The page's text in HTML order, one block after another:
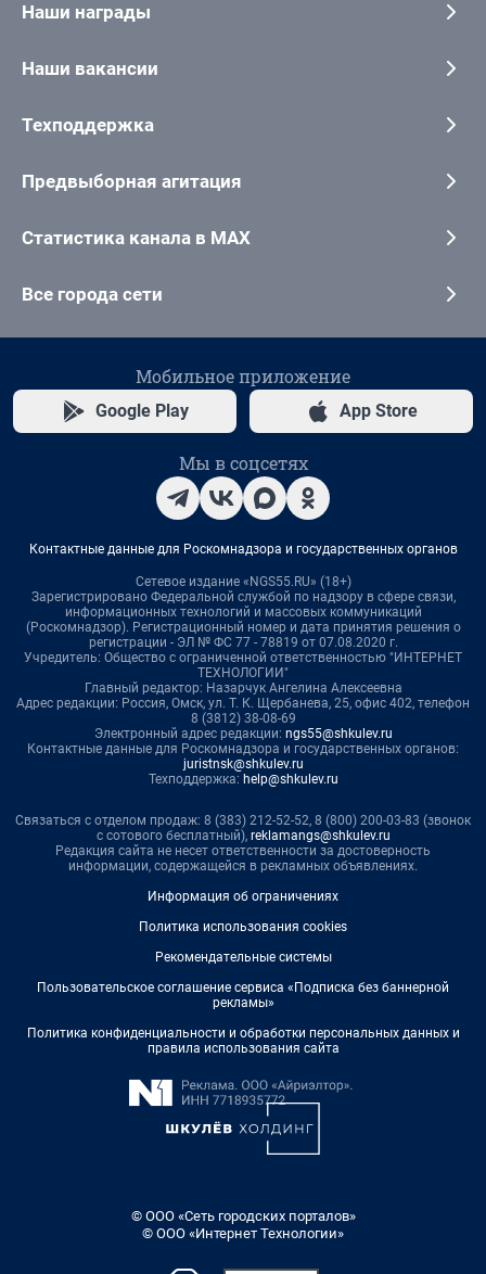
Наши награды
Наши вакансии
Техподдержка
Предвыборная агитация
Статистика канала в MAX
Все города сети
Мобильное приложение
Google Play App Store
Мы в соцсетях
Контактные данные для Роскомнадзора и государственных органов
Сетевое издание «NGS55.RU» (18+)
Зарегистрировано Федеральной службой по надзору в сфере связи,
информационных технологий и массовых коммуникаций
(Роскомнадзор). Регистрационный номер и дата принятия решения о
регистрации - ЭЛ № ФС 77 - 78819 от 07.08.2020 г.
Учредитель: Общество с ограниченной ответственностью "ИНТЕРНЕТ
ТЕХНОЛОГИИ"
Главный редактор: Назарчук Ангелина Алексеевна
Адрес редакции: Россия, Омск, ул. Т. К. Щербанева, 25, офис 402, телефон
8 (3812) 38-08-69
Электронный адрес редакции: ngs55@shkulev.ru
Контактные данные для Роскомнадзора и государственных органов:
juristnsk@shkulev.ru
Техподдержка: help@shkulev.ru
Связаться с отделом продаж: 8 (383) 212-52-52, 8 (800) 200-03-83 (звонок
с сотового бесплатный), reklamangs@shkulev.ru
Редакция сайта не несет ответственности за достоверность
информации, содержащейся в рекламных объявлениях.
Информация об ограничениях
Политика использования cookies
Рекомендательные системы
Пользовательское соглашение сервиса «Подписка без баннерной
рекламы»
Политика конфиденциальности и обработки персональных данных и
правила использования сайта
© ООО «Сеть городских порталов»
© ООО «Интернет Технологии»